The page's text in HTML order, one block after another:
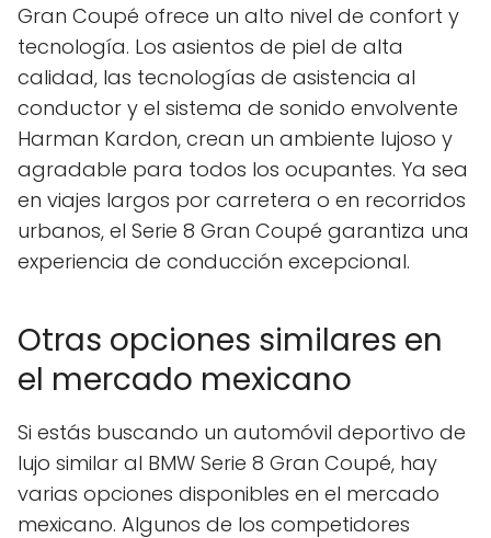
Gran Coupé ofrece un alto nivel de confort y
tecnología. Los asientos de piel de alta
calidad, las tecnologías de asistencia al
conductor y el sistema de sonido envolvente
Harman Kardon, crean un ambiente lujoso y
agradable para todos los ocupantes. Ya sea
en viajes largos por carretera o en recorridos
urbanos, el Serie 8 Gran Coupé garantiza una
experiencia de conducción excepcional.
Otras opciones similares en
el mercado mexicano
Si estás buscando un automóvil deportivo de
lujo similar al BMW Serie 8 Gran Coupé, hay
varias opciones disponibles en el mercado
mexicano. Algunos de los competidores